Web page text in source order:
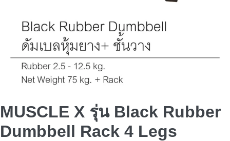
MUSCLE X รุ่น Black Rubber
Dumbbell Rack 4 Legs